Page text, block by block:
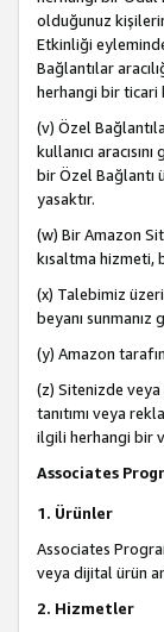
olduğunuz
Etkinliği
Bağlantılar
herhangi bir ticari
(v) Özel
kullanıcı
bir Özel Bağlantı
yasaktır.
(w) Bir Amazon
kısaltma hizmeti,
(x) Talebimiz
beyanı sunmanız
(y) Amazon
(z) Sitenizde
tanıtımı veya
ilgili herhangi bir
Associates
1. Ürünler
Associates
veya dijital ürün
2. Hizmetler